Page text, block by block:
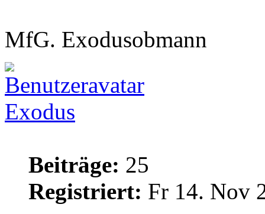
MfG. Exodusobmann
Exodus
Beiträge: 25
Registriert: Fr 14. Nov